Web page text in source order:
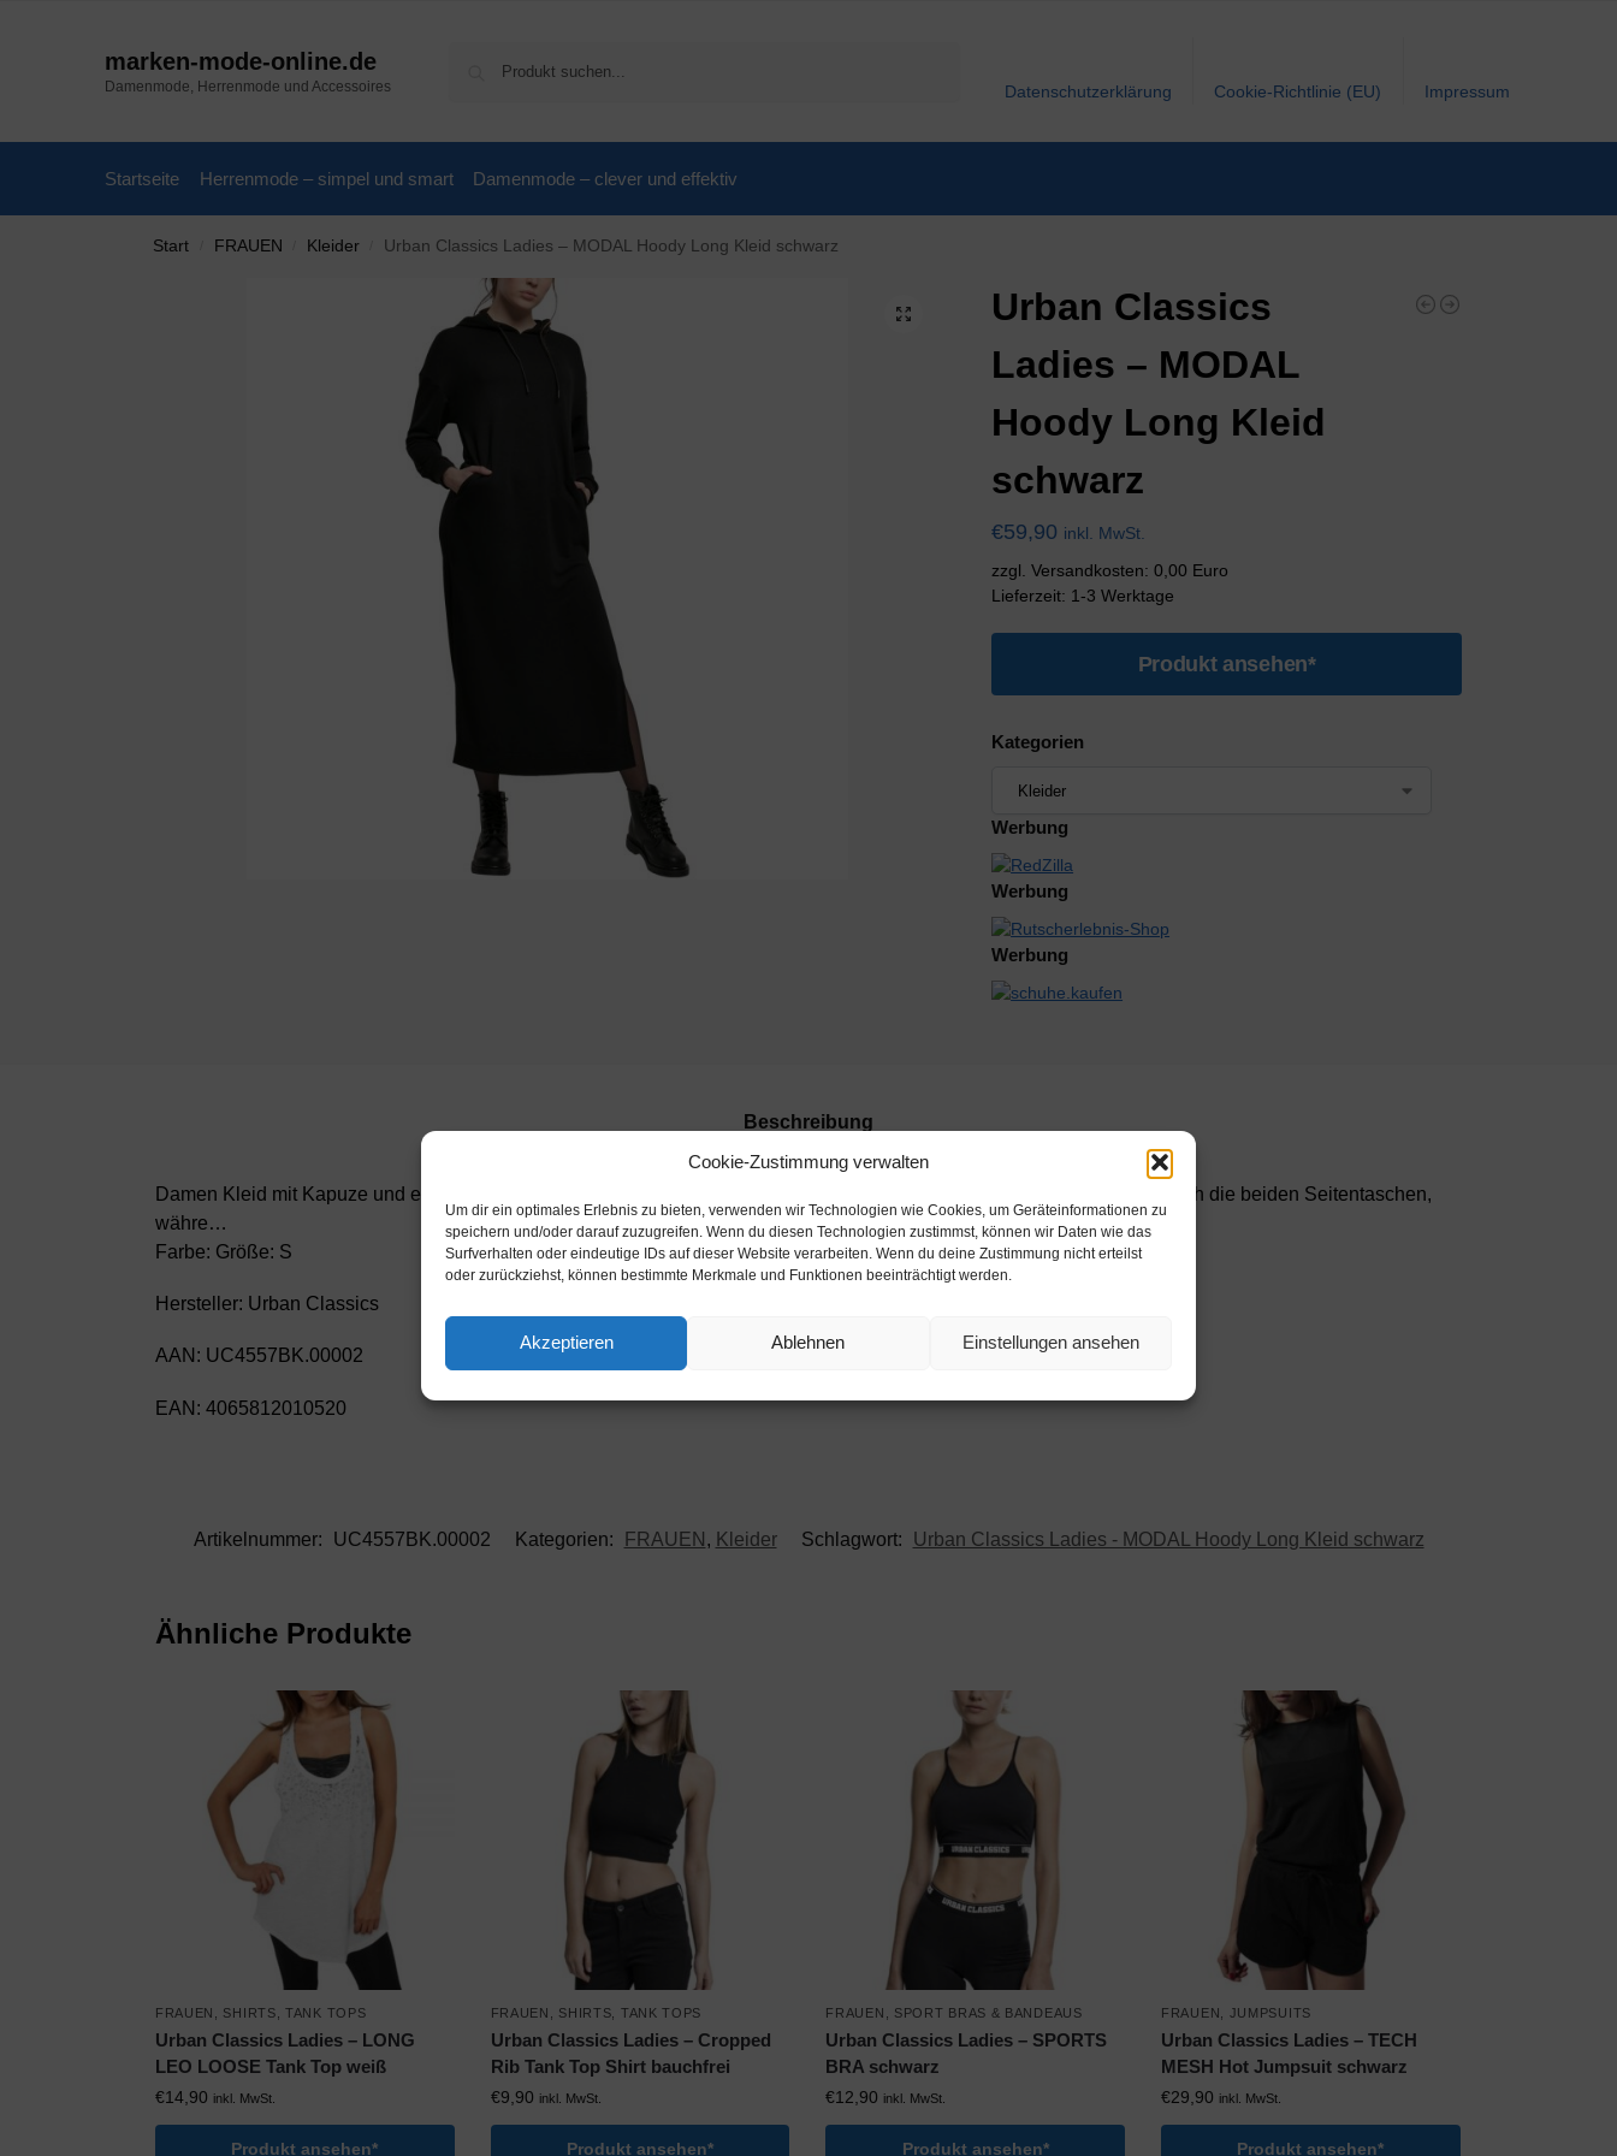
Cookie-Zustimmung verwalten
Um dir ein optimales Erlebnis zu bieten, verwenden wir Technologien wie Cookies, um Geräteinformationen zu
speichern und/oder darauf zuzugreifen. Wenn du diesen Technologien zustimmst, können wir Daten wie das
Surfverhalten oder eindeutige IDs auf dieser Website verarbeiten. Wenn du deine Zustimmung nicht erteilst
oder zurückziehst, können bestimmte Merkmale und Funktionen beeinträchtigt werden.
Akzeptieren Ablehnen Einstellungen ansehen
marken-mode-online.de
Damenmode, Herrenmode und Accessoires Datenschutzerklärung Cookie-Richtlinie (EU) Impressum
Startseite Herrenmode – simpel und smart Damenmode – clever und effektiv
Start FRAUEN Kleider Urban Classics Ladies – MODAL Hoody Long Kleid schwarz
Urban Classics
Ladies – MODAL
Hoody Long Kleid
schwarz
€59,90 inkl. MwSt.
zzgl. Versandkosten: 0,00 Euro
Lieferzeit: 1-3 Werktage
Produkt ansehen*
Kategorien
Werbung
Werbung
Werbung
Beschreibung
Damen Kleid mit Kapuze und einem Kordelzug sowie breiten, elastischen Ärmelbündchen. Abgerundet wird der Look durch die beiden Seitentaschen,
währe…
Farbe: Größe: S
Hersteller: Urban Classics
AAN: UC4557BK.00002
EAN: 4065812010520
Artikelnummer: UC4557BK.00002 Kategorien: FRAUEN , Kleider Schlagwort: Urban Classics Ladies - MODAL Hoody Long Kleid schwarz
Ähnliche Produkte
FRAUEN SHIRTS ,TANK TOPS
Urban Classics Ladies – LONG
LEO LOOSE Tank Top weiß
€14,90 inkl. MwSt.
Produkt ansehen*
FRAUEN SHIRTS TANK TOPS
Urban Classics Ladies – Cropped
Rib Tank Top Shirt bauchfrei
€9,90 inkl. MwSt.
Produkt ansehen*
FRAUEN SPORT BRAS & BANDEAUS
Urban Classics Ladies – SPORTS
BRA schwarz
€12,90 inkl. MwSt.
Produkt ansehen*
FRAUEN JUMPSUITS
Urban Classics Ladies – TECH
MESH Hot Jumpsuit schwarz
€29,90 inkl. MwSt.
Produkt ansehen*